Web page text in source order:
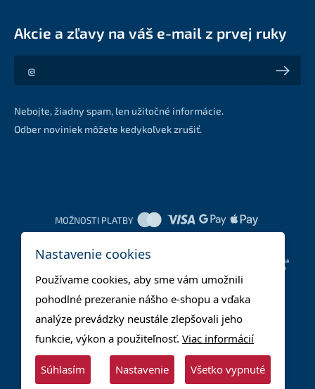
Akcie a zľavy na váš e-mail z prvej ruky
Akcie a zľavy na váš e-mail z prvej ruky
Nebojte, žiadny spam, len užitočné informácie.
Odber noviniek môžete kedykoľvek zrušiť.
MOŽNOSTI PLATBY
Nastavenie cookies
Používame cookies, aby sme vám umožnili
pohodlné prezeranie nášho e-shopu a vďaka
analýze prevádzky neustále zlepšovali jeho
funkcie, výkon a použiteľnosť. Viac informácií
Súhlasím Nastavenie Všetko vypnuté